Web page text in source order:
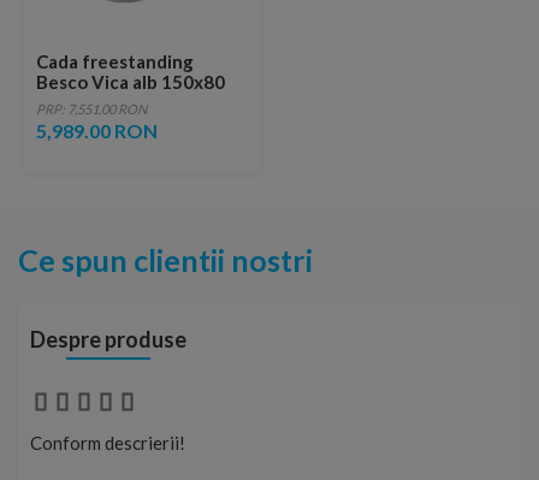
Cada freestanding
Besco Vica alb 150x80
cm
PRP: 7,551.00 RON
5,989.00 RON
Ce spun clientii nostri
Despre produse
Conform descrierii!